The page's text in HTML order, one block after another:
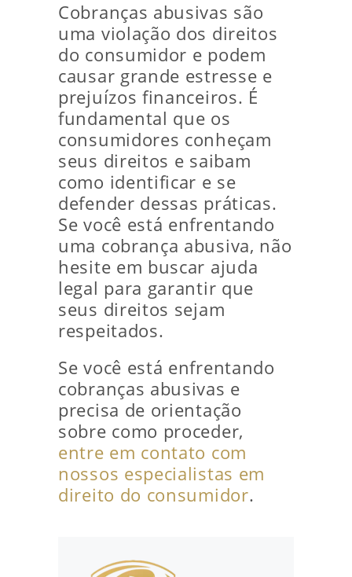
Cobranças abusivas são
uma violação dos direitos
do consumidor e podem
causar grande estresse e
prejuízos financeiros. É
fundamental que os
consumidores conheçam
seus direitos e saibam
como identificar e se
defender dessas práticas.
Se você está enfrentando
uma cobrança abusiva, não
hesite em buscar ajuda
legal para garantir que
seus direitos sejam
respeitados.
Se você está enfrentando
cobranças abusivas e
precisa de orientação
sobre como proceder,
entre em contato com
nossos especialistas em
direito do consumidor.